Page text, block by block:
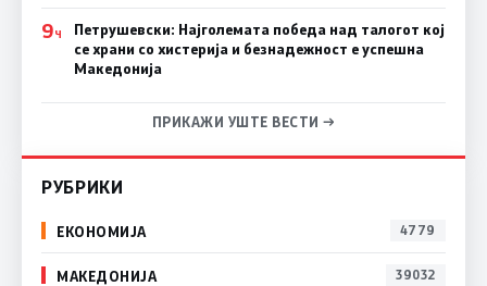
9Ч
Петрушевски: Најголемата победа над талогот кој
се храни со хистерија и безнадежност е успешна
Македонија
ПРИКАЖИ УШТЕ ВЕСТИ →
РУБРИКИ
ЕКОНОМИЈА 4779
МАКЕДОНИЈА 39032